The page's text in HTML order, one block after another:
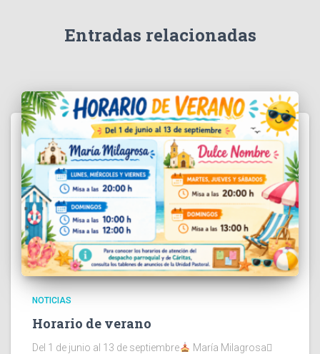
Entradas relacionadas
NOTICIAS
Horario de verano
Del 1 de junio al 13 de septiembre
María Milagrosa